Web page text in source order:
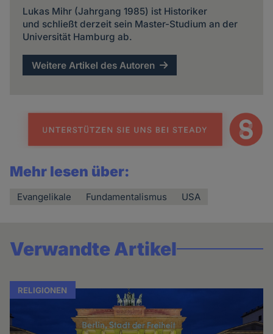
Lukas Mihr (Jahrgang 1985) ist Historiker
und schließt derzeit sein Master-Studium an der
Universität Hamburg ab.
Weitere Artikel des Autoren
Mehr lesen über:
Evangelikale Fundamentalismus USA
Verwandte Artikel
RELIGIONEN